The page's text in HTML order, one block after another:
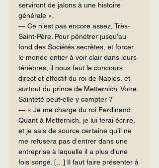
serviront de jalons à une histoire
générale ».
— Ce n’est pas encore assez, Très-
Saint-Père. Pour pénétrer jusqu’au
fond des Sociétés secrètes, et forcer
le monde entier à voir clair dans leurs
ténèbres, il nous faut le concours
direct et effectif du roi de Naples, et
surtout du prince de Metternich. Votre
Sainteté peut-elle y compter ?
— « Je me charge du roi Ferdinand.
Quant à Metternich, je lui ferai écrire,
et je sais de source certaine qu’il ne
me refusera pas d’entrer dans une
entreprise à laquelle il a plus d’une
fois songé. […] Il faut faire présenter à